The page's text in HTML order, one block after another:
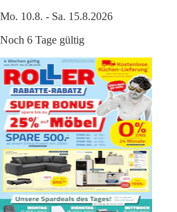
Mo. 10.8. - Sa. 15.8.2026
Noch 6 Tage gültig